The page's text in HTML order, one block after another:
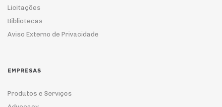
Licitações
Bibliotecas
Aviso Externo de Privacidade
EMPRESAS
Produtos e Serviços